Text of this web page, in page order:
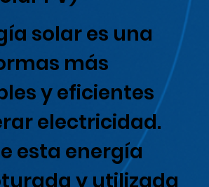
solar es una
más
y eficientes
electricidad.
esta energía
y utilizada